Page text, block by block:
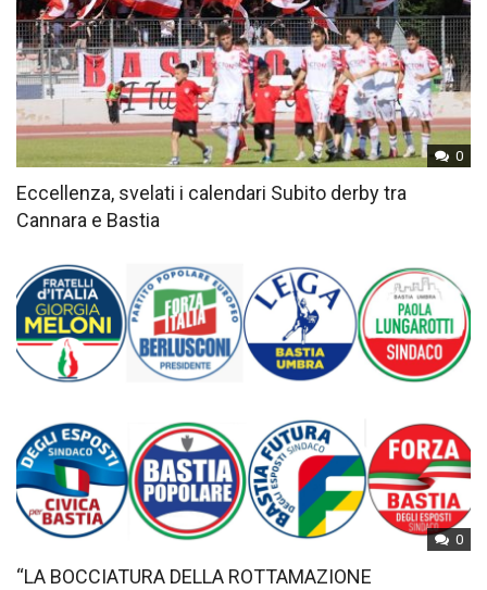
0
Eccellenza, svelati i calendari Subito derby tra
Cannara e Bastia
0
“LA BOCCIATURA DELLA ROTTAMAZIONE